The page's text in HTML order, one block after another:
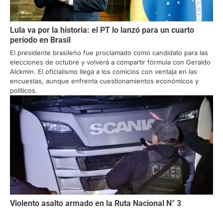
Lula va por la historia: el PT lo lanzó para un cuarto
período en Brasil
El presidente brasileño fue proclamado como candidato para las
elecciones de octubre y volverá a compartir fórmula con Geraldo
Alckmin. El oficialismo llega a los comicios con ventaja en las
encuestas, aunque enfrenta cuestionamientos económicos y
políticos.
Violento asalto armado en la Ruta Nacional N° 3